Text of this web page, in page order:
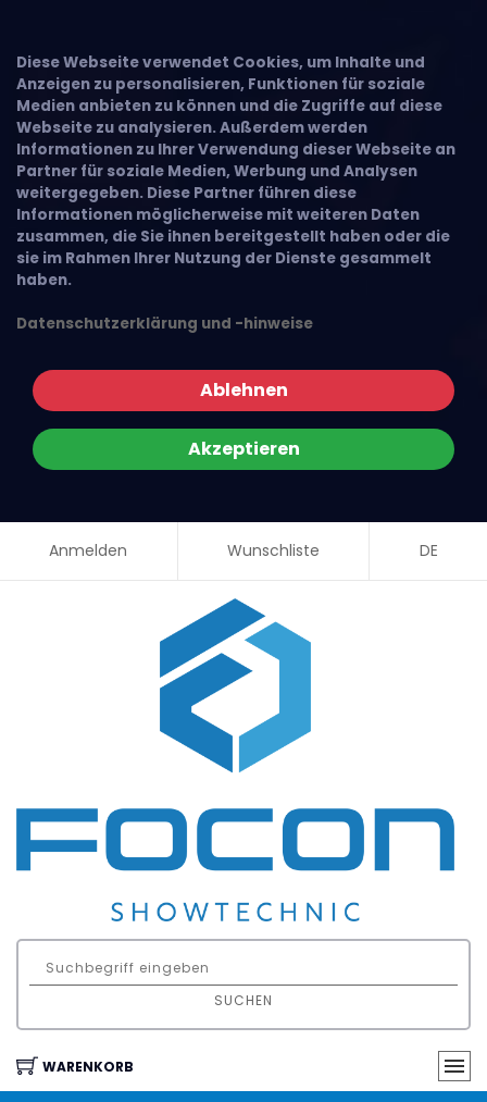
Diese Webseite verwendet Cookies, um Inhalte und
Anzeigen zu personalisieren, Funktionen für soziale
Medien anbieten zu können und die Zugriffe auf diese
Webseite zu analysieren. Außerdem werden
Informationen zu Ihrer Verwendung dieser Webseite an
Partner für soziale Medien, Werbung und Analysen
weitergegeben. Diese Partner führen diese
Informationen möglicherweise mit weiteren Daten
zusammen, die Sie ihnen bereitgestellt haben oder die
sie im Rahmen Ihrer Nutzung der Dienste gesammelt
haben.
Datenschutzerklärung und -hinweise
Ablehnen
Akzeptieren
Anmelden Wunschliste DE
SUCHEN
WARENKORB